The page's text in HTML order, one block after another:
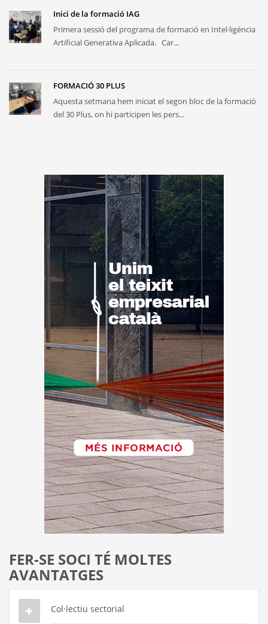
Inici de la formació IAG
Primera sessió del programa de formació en Intel·ligència
Artificial Generativa Aplicada. Car...
FORMACIÓ 30 PLUS
Aquesta setmana hem iniciat el segon bloc de la formació
del 30 Plus, on hi participen les pers...
FER-SE SOCI TÉ MOLTES
AVANTATGES
Col·lectiu sectorial